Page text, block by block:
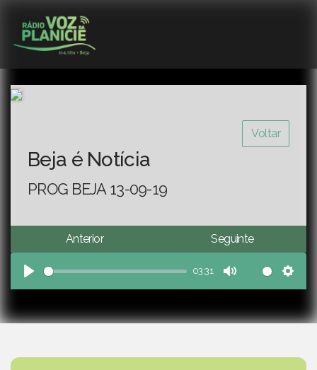
Voltar
Beja é Notícia
PROG BEJA 13-09-19
Anterior Seguinte
Play
03:31
Mute